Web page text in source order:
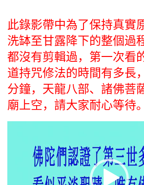
此錄影帶中為了保持真實
洗缽至甘露降下的整個過
都沒有剪輯過，第一次看
道持咒修法的時間有多長
分鐘，天龍八部、諸佛菩
廟上空，請大家耐心等待。